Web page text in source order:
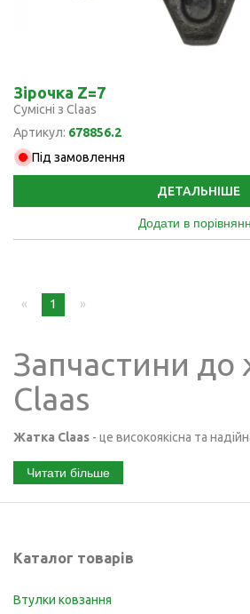
Зірочка Z=7
Сумісні з Claas
Артикул: 678856.2
Під замовлення
ДЕТАЛЬНІШЕ
Додати в
pageYou're
1 page
Запчастини до
Claas
Жатка Claas - це високоякісна та
Claas має ряд переваг, таких як:
• швидкість та продуктивність роботи;
• можливість працювати в різних умовах;
• легкість монтажу та демонтажу;
Читати більше
Каталог товарів
Втулки ковзання